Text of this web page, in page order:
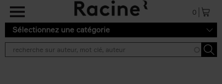
Aller au contenu principal
0
Sélectionnez une catégorie